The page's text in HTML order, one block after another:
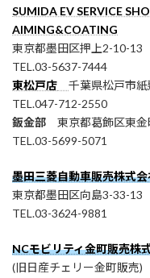
SUMIDA EV SERVICE
AIMING&COATING
東京都墨田区押上2-10-13
TEL.03-5637-7444
東松戸店
千葉県松戸市紙
TEL.047-712-2550
鈑金部 東京都葛飾区東
TEL.03-5699-5071
墨田三菱自動車販売株式会
東京都墨田区向島3-33-13
TEL.03-3624-9881
NCモビリティ金町販売株
(旧日産チェリー金町販売)